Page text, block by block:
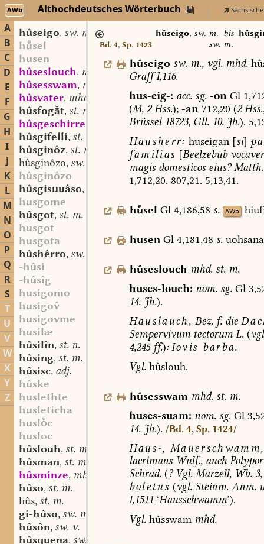
AWb Althochdeutsches Wörterbuch
A
B
C
D
E
F
G
H
I
J
K
L
M
N
O
P
Q
R
S
T
U
V
W
X
Y
Z
hûseigo, sw. m.
hsel
husen
hûseslouch, mhd. st. m.
hûsesswam, mhd. st. m.
hûsvater, mhd. st. m.
hûsfogt, st. m.
hûsgeschirre
mhd. st. n.
hûsgifelli, st. n.
hûsginôz, st. m.
hûsginôzo, sw. m.
hûsginôzo
hûsgisuuâso,
husgome
hûsgot, st. m.
husgot
husgota
hûshêrro, sw. m.
-hûsi
-hûsîg
husigomo
husigo
husigovme
husilæ
hûsilîn, st. n.
hûsing, st. m.
hûsisc, adj.
hûske
huslethte
husleticha
huslc
husloc
hûslouh, st. m.
hûsman, st. m.
hûsminze, mhd. sw. (st.?) f.
hûso, st. m.
hûs, st. m.
gi-hûso, sw. m.
hûsôn, sw. v.
hûsquena, sw. f.
Bd. 4, Sp. 1423
hûseigo, sw. m. bis
sw. m.
hûseigo sw. m., vgl. mhd.
GraffI,116.
hus-eig-: acc.sg. -onGl
(M, 2Hss.); -an712,20 (2
Brüssel18723,Gll. 10.Jh.).
Hausherr: huseigan[si]
familias [Beelzebub
magisdomesticoseius?Matth.
1,712,20. 807,21. 5,13,41.
hsel Gl 4,186,58 s. AWb
husen Gl 4,181,48 s.
hûseslouch mhd. st. m.
huses-louch: nom.sg.Gl
14.Jh.).
Hauslauch, Bez. f. die
SempervivumtectorumL.(
4,245ff.): Iovis barba.
Vgl.hûslouh.
hûsesswam mhd. st. m.
huses-suam: nom.sg.Gl
14.Jh.). /Bd. 4, Sp. 1424/
Haus-, Mauerschwamm,
lacrimans Wulf.,auch
Schrad.(?Vgl. Marzell,Wb.
boletus (vgl. Steinm. Anm.
I,1511‘Hausschwamm’).
Vgl.hûsswam mhd.